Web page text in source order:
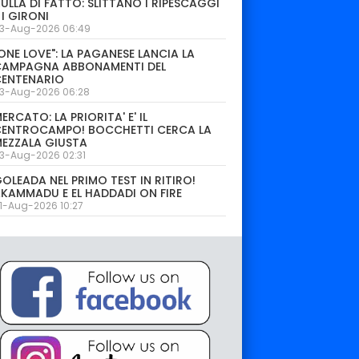
DI FATTO: SLITTANO I RIPESCAGGI
I GIRONI
Aug-2026 06:49
LOVE": LA PAGANESE LANCIA LA
ABBONAMENTI DEL
Aug-2026 06:28
LA PRIORITA' E' IL
BOCCHETTI CERCA LA
GIUSTA
Aug-2026 02:31
NEL PRIMO TEST IN RITIRO!
E EL HADDADI ON FIRE
Aug-2026 10:27